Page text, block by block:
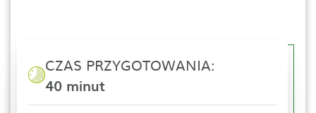
CZAS PRZYGOTOWANIA:
40 minut